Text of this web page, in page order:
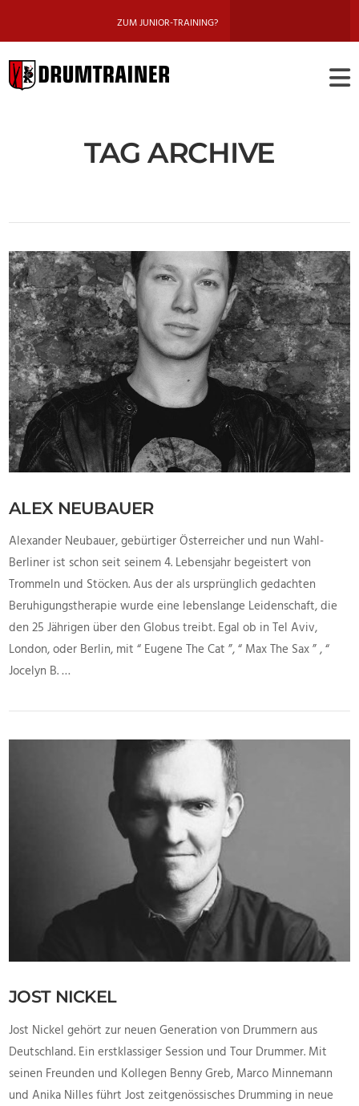
ZUM JUNIOR-TRAINING?
TAG ARCHIVE
VIEW POST
ALEX NEUBAUER
Alexander Neubauer, gebürtiger Österreicher und nun Wahl-
Berliner ist schon seit seinem 4. Lebensjahr begeistert von
Trommeln und Stöcken. Aus der als ursprünglich gedachten
Beruhigungstherapie wurde eine lebenslange Leidenschaft, die
den 25 Jährigen über den Globus treibt. Egal ob in Tel Aviv,
London, oder Berlin, mit “ Eugene The Cat ”, “ Max The Sax ” , “
Jocelyn B. …
JOST NICKEL
Jost Nickel gehört zur neuen Generation von Drummern aus
Deutschland. Ein erstklassiger Session und Tour Drummer. Mit
seinen Freunden und Kollegen Benny Greb, Marco Minnemann
und Anika Nilles führt Jost zeitgenössisches Drumming in neue